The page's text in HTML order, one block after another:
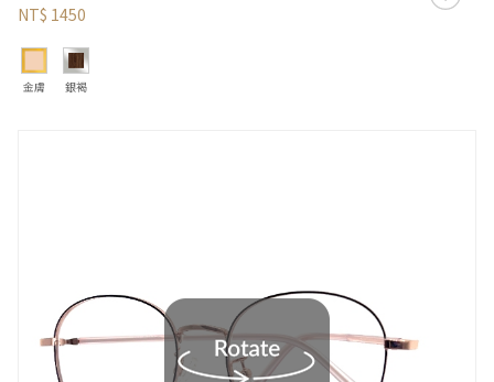
NT$ 1450
金膚 銀褐